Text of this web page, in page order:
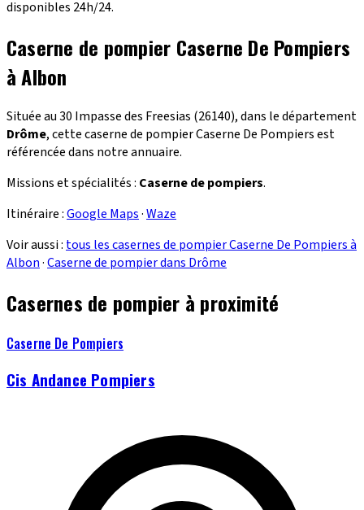
disponibles 24h/24.
Caserne de pompier Caserne De Pompiers
à Albon
Située au 30 Impasse des Freesias (26140), dans le département
Drôme, cette caserne de pompier Caserne De Pompiers est
référencée dans notre annuaire.
Missions et spécialités : Caserne de pompiers.
Itinéraire :Google Maps·Waze
Voir aussi : tous les casernes de pompier Caserne De Pompiers à
Albon·Caserne de pompier dans Drôme
Casernes de pompier à proximité
Caserne De Pompiers
Cis Andance Pompiers